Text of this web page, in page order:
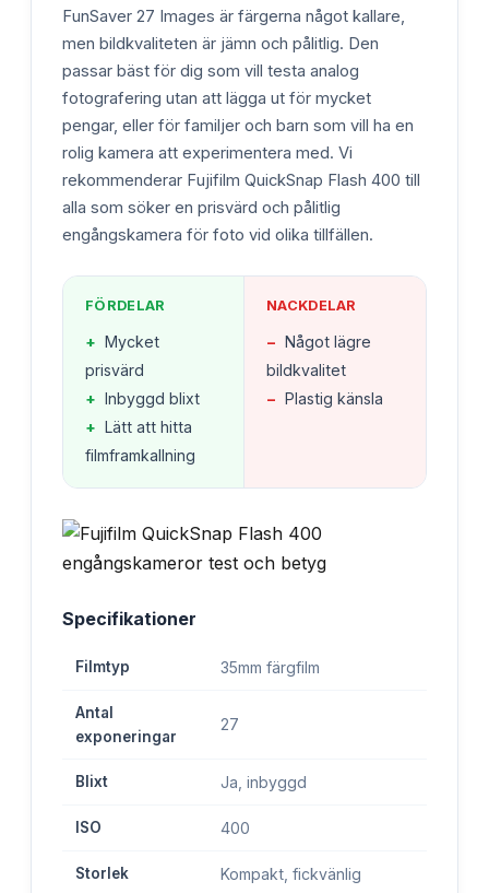
FunSaver 27 Images är färgerna något kallare,
men bildkvaliteten är jämn och pålitlig. Den
passar bäst för dig som vill testa analog
fotografering utan att lägga ut för mycket
pengar, eller för familjer och barn som vill ha en
rolig kamera att experimentera med. Vi
rekommenderar Fujifilm QuickSnap Flash 400 till
alla som söker en prisvärd och pålitlig
engångskamera för foto vid olika tillfällen.
FÖRDELAR
+ Mycket
prisvärd
+ Inbyggd blixt
+ Lätt att hitta
filmframkallning
NACKDELAR
− Något lägre
bildkvalitet
− Plastig känsla
Specifikationer
Filmtyp 35mm färgfilm
Antal
exponeringar
27
Blixt Ja, inbyggd
ISO 400
Storlek Kompakt, fickvänlig